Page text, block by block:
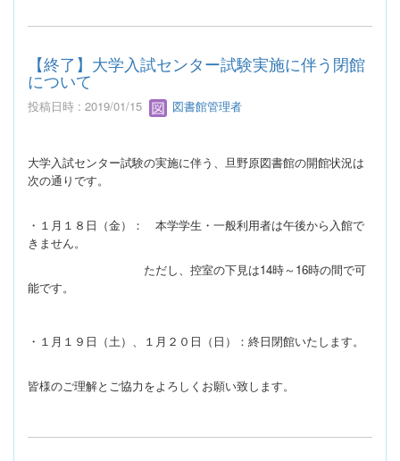
【終了】大学入試センター試験実施に伴う閉館
について
投稿日時 : 2019/01/15 図書館管理者
大学入試センター試験の実施に伴う、旦野原図書館の開館状況は
次の通りです。
・１月１８日（金）： 本学学生・一般利用者は午後から入館で
きません。
ただし、控室の下見は14時～16時の間で可
能です。
・１月１９日（土）、１月２０日（日）：終日閉館いたします。
皆様のご理解とご協力をよろしくお願い致します。